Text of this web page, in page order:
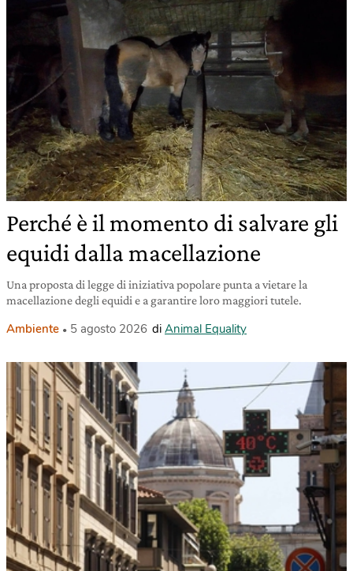
Perché è il momento di salvare gli
equidi dalla macellazione
Una proposta di legge di iniziativa popolare punta a vietare la
macellazione degli equidi e a garantire loro maggiori tutele.
Ambiente 5 agosto 2026 di Animal Equality